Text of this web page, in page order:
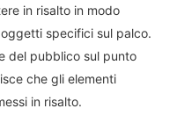
in risalto in modo
specifici sul palco.
del pubblico sul punto
che gli elementi
in risalto.